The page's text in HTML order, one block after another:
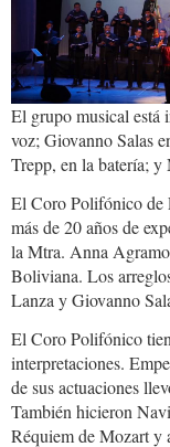
El grupo musical está
voz; Giovanno Salas
Trepp, en la batería; y
El Coro Polifónico de
más de 20 años de
la Mtra. Anna
Boliviana. Los
Lanza y Giovanno
El Coro Polifónico
interpretaciones.
de sus actuaciones
También hicieron
Réquiem de Mozart y